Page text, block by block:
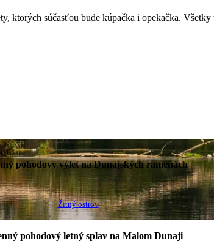
súčasťou bude kúpačka i opekačka.
pohodový výlet na Dunajských ramenách
Žitný ostrov
pohodový letný splav na Malom Dunaji